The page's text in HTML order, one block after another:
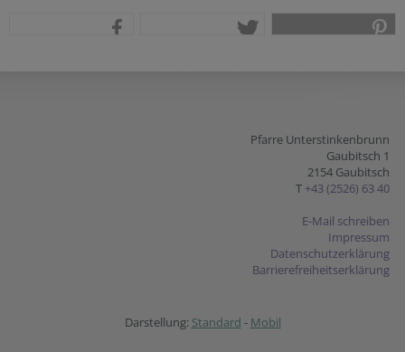
Pfarre Unterstinkenbrunn
Gaubitsch 1
2154 Gaubitsch
T +43 (2526) 63 40
E-Mail schreiben
Impressum
Datenschutzerklärung
Barrierefreiheitserklärung
Darstellung: Standard - Mobil